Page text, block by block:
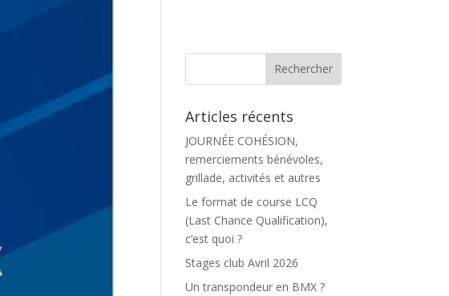
Articles récents
JOURNÉE COHÉSION,
remerciements bénévoles,
grillade, activités et autres
Le format de course LCQ
(Last Chance Qualification),
c’est quoi ?
Stages club Avril 2026
Un transpondeur en BMX ?